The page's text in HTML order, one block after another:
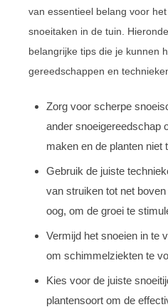
van essentieel belang voor
snoeitaken in de tuin.
belangrijke tips die je kunnen
gereedschappen en
Zorg voor scherpe
ander snoeigereedschap
maken en de planten niet
Gebruik de juiste
van struiken tot net
oog, om de groei te
Vermijd het snoeien in te
om schimmelziekten te
Kies voor de juiste
plantensoort om de